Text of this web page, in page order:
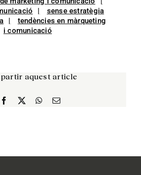
sense estratègia
tendències en màrqueting
i comunicació
aquest article
Facebook WhatsApp
Email: